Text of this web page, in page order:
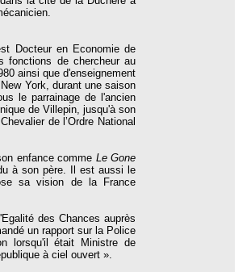
Docteur en Economie de
fonctions de chercheur au
ainsi que d'enseignement
York, durant une saison
le parrainage de l'ancien
de Villepin, jusqu'à son
de l’Ordre National
enfance comme Le Gone
à son père.
Il est aussi le
sa vision de la France
des Chances auprès
un rapport sur la Police
lorsqu'il était Ministre de
à ciel ouvert ».